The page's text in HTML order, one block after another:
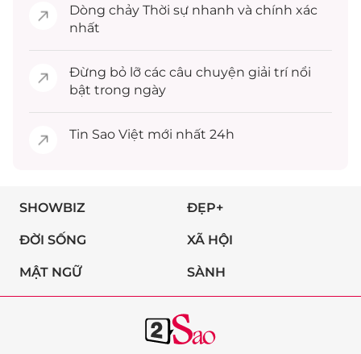
Dòng chảy Thời sự nhanh và chính xác
nhất
Đừng bỏ lỡ các câu chuyện giải trínổi
bật trong ngày
Tin Sao Việt mới nhất 24h
SHOWBIZ ĐẸP+
ĐỜI SỐNG XÃ HỘI
MẬT NGỮ SÀNH